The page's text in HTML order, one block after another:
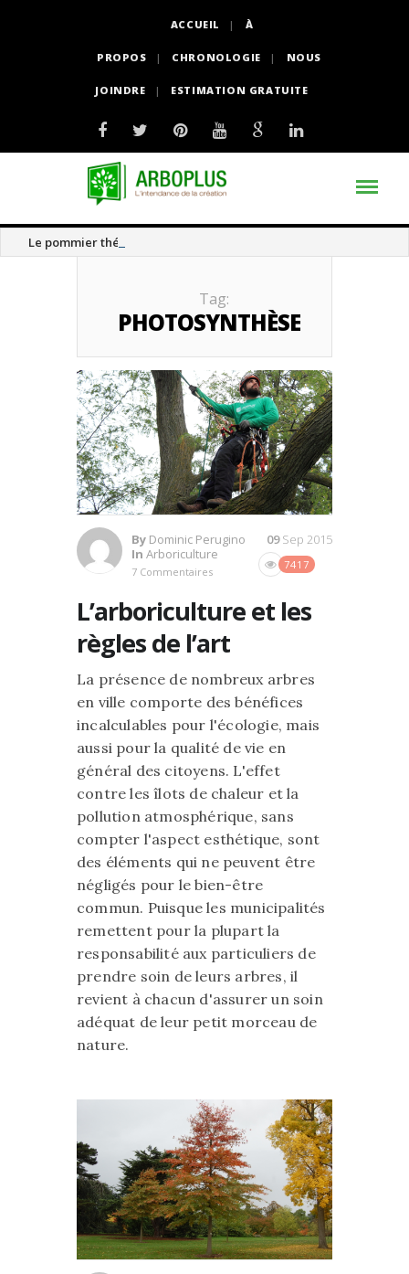
ACCUEIL À
PROPOS CHRONOLOGIE NOUS
JOINDRE ESTIMATION GRATUITE
Le pommier thé
Tag:
PHOTOSYNTHÈSE
By Dominic Perugino
In Arboriculture
7 Commentaires
7417
09Sep 2015
L’arboriculture et les
règles de l’art
La présence de nombreux arbres
en ville comporte des bénéfices
incalculables pour l'écologie, mais
aussi pour la qualité de vie en
général des citoyens. L'effet
contre les îlots de chaleur et la
pollution atmosphérique, sans
compter l'aspect esthétique, sont
des éléments qui ne peuvent être
négligés pour le bien-être
commun. Puisque les municipalités
remettent pour la plupart la
responsabilité aux particuliers de
prendre soin de leurs arbres, il
revient à chacun d'assurer un soin
adéquat de leur petit morceau de
nature.